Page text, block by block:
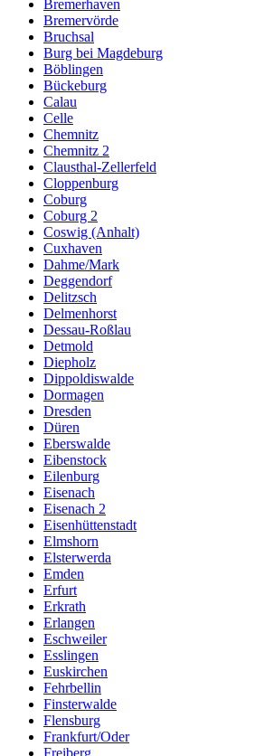
Bremerhaven
Bremervörde
Bruchsal
Burg bei Magdeburg
Böblingen
Bückeburg
Calau
Celle
Chemnitz
Chemnitz 2
Clausthal-Zellerfeld
Cloppenburg
Coburg
Coburg 2
Coswig (Anhalt)
Cuxhaven
Dahme/Mark
Deggendorf
Delitzsch
Delmenhorst
Dessau-Roßlau
Detmold
Diepholz
Dippoldiswalde
Dormagen
Dresden
Düren
Eberswalde
Eibenstock
Eilenburg
Eisenach
Eisenach 2
Eisenhüttenstadt
Elmshorn
Elsterwerda
Emden
Erfurt
Erkrath
Erlangen
Eschweiler
Esslingen
Euskirchen
Fehrbellin
Finsterwalde
Flensburg
Frankfurt/Oder
Freiberg